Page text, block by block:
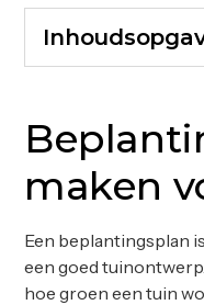
Design Studio
maken
Een beplantingsplan
een goed
hoe groen een tuin